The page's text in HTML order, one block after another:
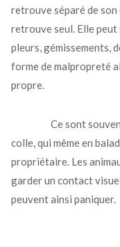
retrouve séparé de son
retrouve seul. Elle
pleurs, gémissements,
forme de malpropreté
propre.
Ce sont souvent
colle, qui même en
propriétaire. Les
garder un contact
peuvent ainsi paniquer.